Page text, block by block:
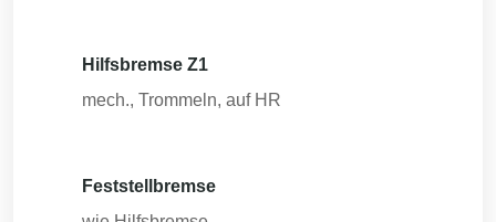
Hilfsbremse Z1
mech., Trommeln, auf HR
Feststellbremse